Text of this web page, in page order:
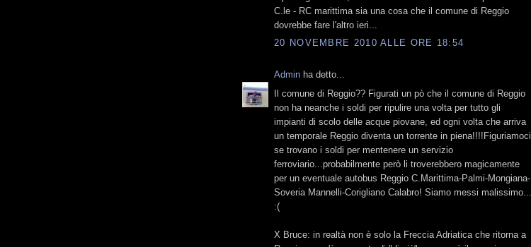
C.le - RC marittima sia una cosa che il comune di Reggio
dovrebbe fare l'altro ieri...
20 NOVEMBRE 2010 ALLE ORE 18:54
Admin ha detto...
Il comune di Reggio?? Figurati un pò che il comune di Reggio
non ha neanche i soldi per ripulire una volta per tutto gli
impianti di scolo delle acque piovane, ed ogni volta che arriva
un temporale Reggio diventa un torrente in piena!!!!Figuriamoci
se trovano i soldi per mentenere un servizio
ferroviario...probabilmente però li troverebbero magicamente
per un eventuale autobus Reggio C.Marittima-Palmi-Mongiana-
Soveria Mannelli-Corigliano Calabro! Siamo messi malissimo...
:(
X Bruce: in realtà non è solo la Freccia Adriatica che ritorna a